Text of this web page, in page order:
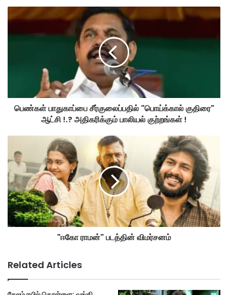
பெண்கள் பாதுகாப்பை சீர்குலைப்பதில் "பொய்க்கால் குதிரை"
ஆட்சி !.? அதிகரிக்கும் பாலியல் குற்றங்கள் !
"ஈகோ ராமன்" படத்தின் விமர்சனம்
Related Articles